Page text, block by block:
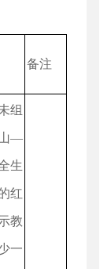
备注
组
—
生
红
教
一